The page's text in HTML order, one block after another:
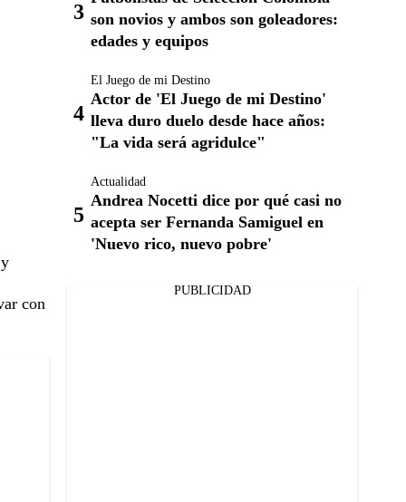
con
son novios y ambos son goleadores:
edades y equipos
El Juego de mi Destino
Actor de 'El Juego de mi Destino'
lleva duro duelo desde hace años:
"La vida será agridulce"
Actualidad
Andrea Nocetti dice por qué casi no
acepta ser Fernanda Samiguel en
'Nuevo rico, nuevo pobre'
PUBLICIDAD